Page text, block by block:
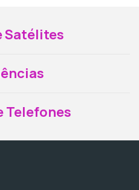
Satélites
Telefones